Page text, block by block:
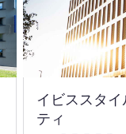
イビススタ
ティ